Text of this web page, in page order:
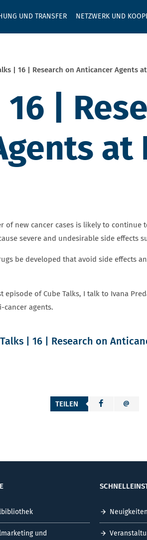
UND TRANSFER NETZWERK UND
| 16 | Research on Anticancer Agents
|
at
of new cancer cases is likely to continue
severe and undesirable side effects
be developed that avoid side effects
episode of Cube Talks, I talk to Ivana
cancer agents.
Talks | 16 | Research on
TEILEN
und
Neuigkeiten